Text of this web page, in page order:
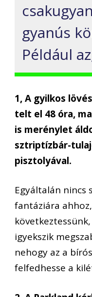
gyanús
Például
1, A gyilkos
telt el 48 óra,
is merénylet
sztriptízbár-
pisztolyával.
Egyáltalán nincs
fantáziára
igyekszik
nehogy az a
felfedhesse a